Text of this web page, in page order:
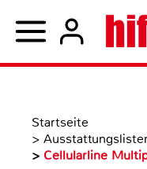
Startseite
>
> Cellularline